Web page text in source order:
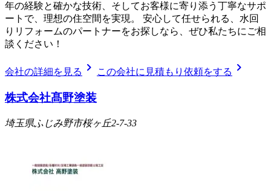
年の経験と確かな技術、そしてお客様に寄り添う丁寧なサポ
ートで、理想の住空間を実現。 安心して任せられる、水回
りリフォームのパートナーをお探しなら、ぜひ私たちにご相
談ください！
会社の詳細を見る chevron_right この会社に見積もり依頼をする chevron_right
株式会社髙野塗装
埼玉県ふじみ野市桜ヶ丘2-7-33